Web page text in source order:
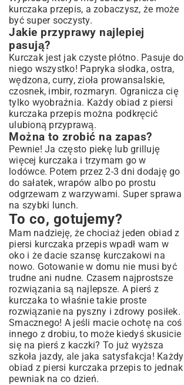
kurczaka przepis, a zobaczysz, że może
być super soczysty.
Jakie przyprawy najlepiej
pasują?
Kurczak jest jak czyste płótno. Pasuje do
niego wszystko! Papryka słodka, ostra,
wędzona, curry, zioła prowansalskie,
czosnek, imbir, rozmaryn. Ogranicza cię
tylko wyobraźnia. Każdy obiad z piersi
kurczaka przepis można podkręcić
ulubioną przyprawą.
Można to zrobić na zapas?
Pewnie! Ja często piekę lub grilluję
więcej kurczaka i trzymam go w
lodówce. Potem przez 2-3 dni dodaję go
do sałatek, wrapów albo po prostu
odgrzewam z warzywami. Super sprawa
na szybki lunch.
To co, gotujemy?
Mam nadzieję, że chociaż jeden obiad z
piersi kurczaka przepis wpadł wam w
oko i że dacie szansę kurczakowi na
nowo. Gotowanie w domu nie musi być
trudne ani nudne. Czasem najprostsze
rozwiązania są najlepsze. A pierś z
kurczaka to właśnie takie proste
rozwiązanie na pyszny i zdrowy posiłek.
Smacznego! A jeśli macie ochotę na coś
innego z drobiu, to może kiedyś skusicie
się na pierś z kaczki? To już wyższa
szkoła jazdy, ale jaka satysfakcja! Każdy
obiad z piersi kurczaka przepis to jednak
pewniak na co dzień.